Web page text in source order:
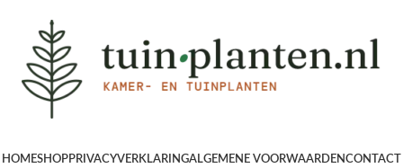
HOMESHOPPRIVACYVERKLARINGALGEMENE VOORWAARDENCONTACT